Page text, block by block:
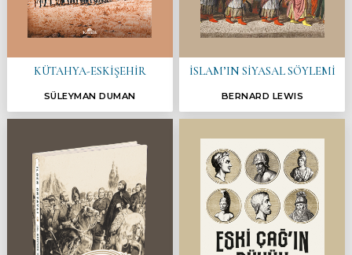
KÜTAHYA-ESKİŞEHİR
SÜLEYMAN DUMAN
İSLAM’IN SİYASAL SÖYLEMİ
BERNARD LEWIS